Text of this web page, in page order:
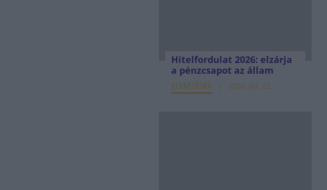
Hitelfordulat 2026: elzárja
a pénzcsapot az állam
ELEMZÉSEK 2026. júl. 22.